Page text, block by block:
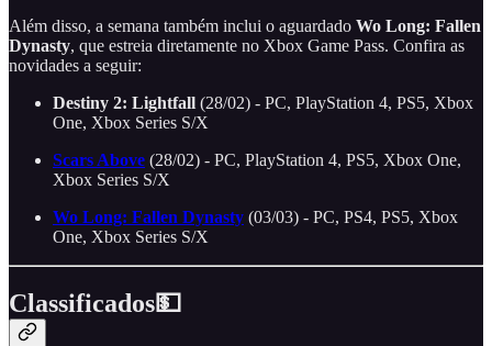
Além disso, a semana também inclui o aguardado Wo Long: Fallen
Dynasty, que estreia diretamente no Xbox Game Pass. Confira as
novidades a seguir:
Destiny 2: Lightfall (28/02) - PC, PlayStation 4, PS5, Xbox
One, Xbox Series S/X
Scars Above (28/02) - PC, PlayStation 4, PS5, Xbox One,
Xbox Series S/X
Wo Long: Fallen Dynasty (03/03) - PC, PS4, PS5, Xbox
One, Xbox Series S/X
Classificados💵